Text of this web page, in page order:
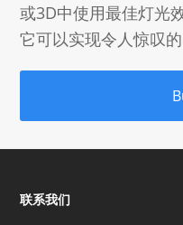
或3D中使用最佳灯光
它可以实现令人惊叹的
联系我们